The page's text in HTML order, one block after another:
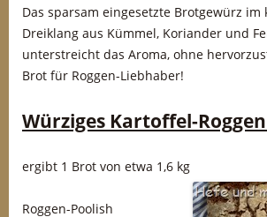
Das sparsam eingesetzte Brotgewürz im
Dreiklang aus Kümmel, Koriander und
unterstreicht das Aroma, ohne
Brot für Roggen-Liebhaber!
Würziges Kartoffel-
ergibt 1 Brot von etwa 1,6 kg
Roggen-Poolish